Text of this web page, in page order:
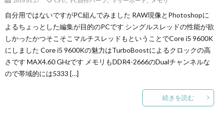
自分用ではないですがPC組んでみました RAW現像とPhotoshopに
よるちょっとした編集が目的のPCです シングルスレッドの性能が欲
しかったかつそこそこマルチスレッドもということでCore i5 9600K
にしました Core i5 9600Kの魅力はTurboBoostによるクロックの高
さです MAX4.60 GHzです メモリもDDR4-2666のDualチャンネルな
ので帯域的には5333 […]
続きを読む